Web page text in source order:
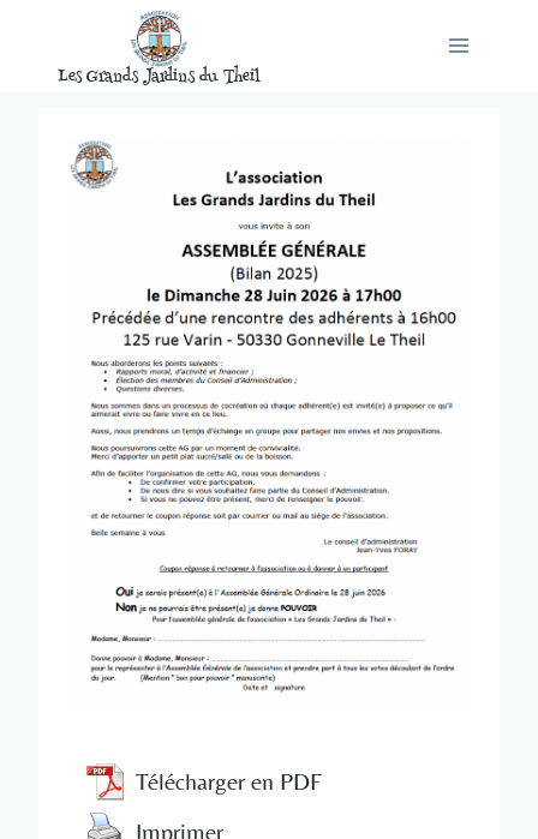
Les Grands Jardins du Theil
Télécharger en PDF
Imprimer